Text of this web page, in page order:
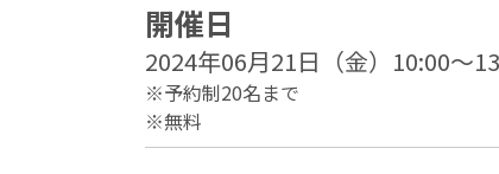
開催日
2024年06月21日（金）10:00～
※予約制20名まで
※無料